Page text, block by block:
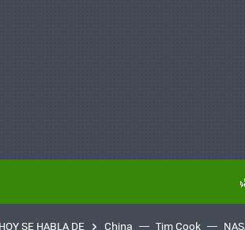
HOY SE HABLA DE China Tim Cook